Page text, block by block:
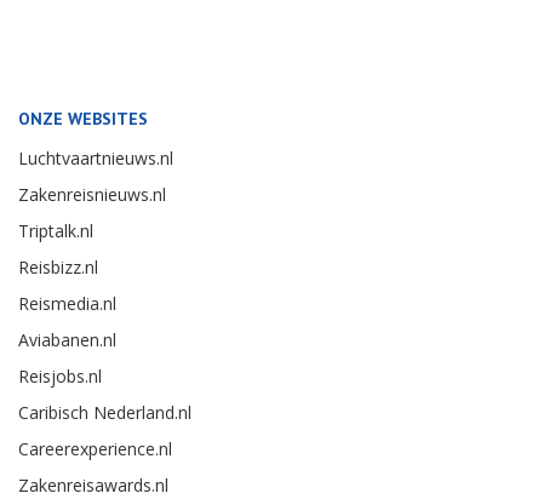
ONZE WEBSITES
Luchtvaartnieuws.nl
Zakenreisnieuws.nl
Triptalk.nl
Reisbizz.nl
Reismedia.nl
Aviabanen.nl
Reisjobs.nl
Caribisch Nederland.nl
Careerexperience.nl
Zakenreisawards.nl